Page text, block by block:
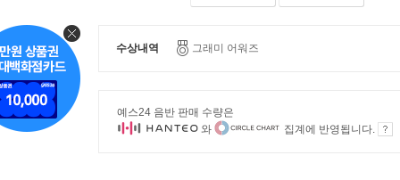
수상내역 그래미 어워즈
예스24 음반 판매 수량은
와
집계에 반영됩니다.